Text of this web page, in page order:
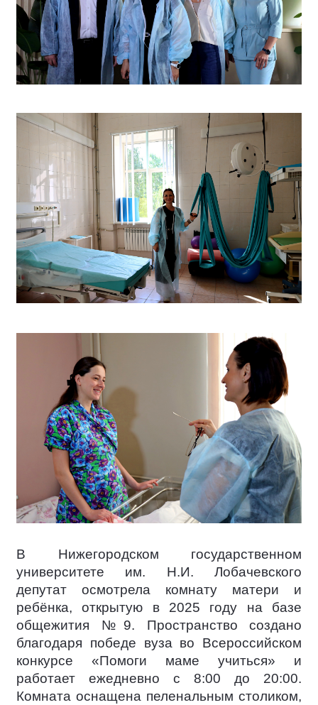
В Нижегородском государственном
университете им. Н.И. Лобачевского
депутат осмотрела комнату матери и
ребёнка, открытую в 2025 году на базе
общежития №9. Пространство создано
благодаря победе вуза во Всероссийском
конкурсе «Помоги маме учиться» и
работает ежедневно с 8:00 до 20:00.
Комната оснащена пеленальным столиком,